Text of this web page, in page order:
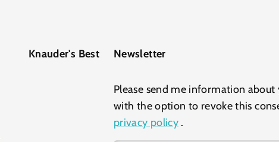
Knauder's Best Newsletter
Please send me information
with the option to revoke this
privacy policy .